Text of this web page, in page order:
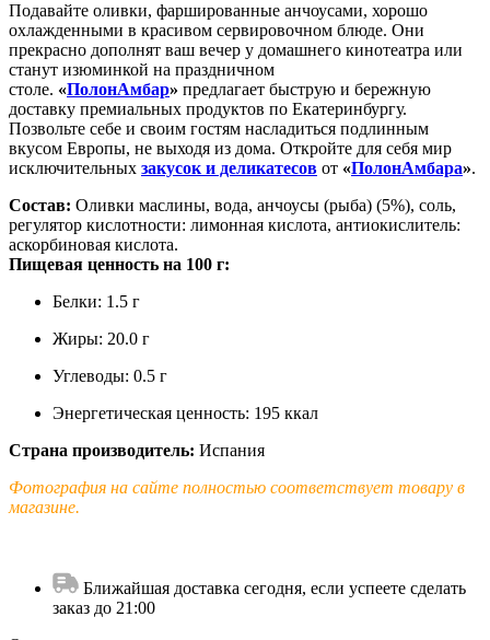
Подавайте оливки, фаршированные анчоусами, хорошо
охлажденными в красивом сервировочном блюде. Они
прекрасно дополнят ваш вечер у домашнего кинотеатра или
станут изюминкой на праздничном
столе. «ПолонАмбар» предлагает быструю и бережную
доставку премиальных продуктов по Екатеринбургу.
Позвольте себе и своим гостям насладиться подлинным
вкусом Европы, не выходя из дома. Откройте для себя мир
исключительных закусок и деликатесов от «ПолонАмбара».
Состав: Оливки маслины, вода, анчоусы (рыба) (5%), соль,
регулятор кислотности: лимонная кислота, антиокислитель:
аскорбиновая кислота.
Пищевая ценность на 100 г:
Белки: 1.5 г
Жиры: 20.0 г
Углеводы: 0.5 г
Энергетическая ценность: 195 ккал
Страна производитель: Испания
Фотография на сайте полностью соответствует товару в
магазине.
Ближайшая доставка сегодня, если успеете сделать
заказ до 21:00